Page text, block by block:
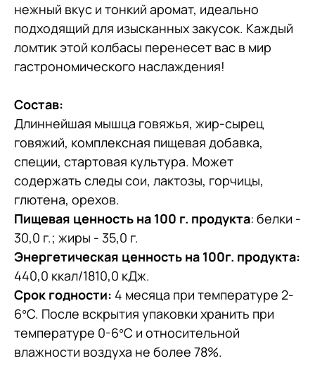
нежный вкус и тонкий аромат, идеально
подходящий для изысканных закусок. Каждый
ломтик этой колбасы перенесет вас в мир
гастрономического наслаждения!
Состав:
Длиннейшая мышца говяжья, жир-сырец
говяжий, комплексная пищевая добавка,
специи, стартовая культура. Может
содержать следы сои, лактозы, горчицы,
глютена, орехов.
Пищевая ценность на 100 г. продукта: белки -
30,0 г.; жиры - 35,0 г.
Энергетическая ценность на 100г. продукта:
440,0 ккал/1810,0 кДж.
Срок годности: 4 месяца при температуре 2-
6°С. После вскрытия упаковки хранить при
температуре 0-6°С и относительной
влажности воздуха не более 78%.